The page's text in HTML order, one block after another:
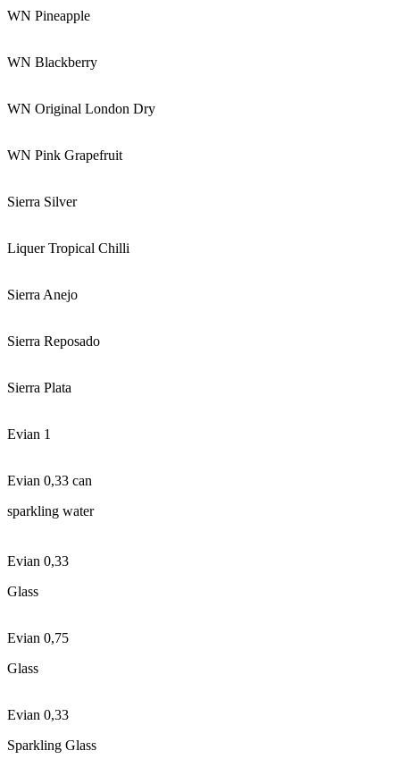
WN Pineapple
WN Blackberry
WN Original London Dry
WN Pink Grapefruit
Sierra Silver
Liquer Tropical Chilli
Sierra Anejo
Sierra Reposado
Sierra Plata
Evian 1
Evian 0,33 can
sparkling water
Evian 0,33
Glass
Evian 0,75
Glass
Evian 0,33
Sparkling Glass